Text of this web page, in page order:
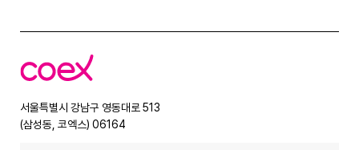
코
엑
서울특별시 강남구 영동대로 513
(삼성동, 코엑스) 06164